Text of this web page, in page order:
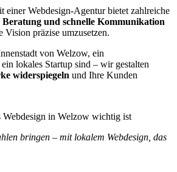
einer Webdesign-Agentur bietet zahlreiche
Beratung und schnelle Kommunikation
Vision präzise umzusetzen.
von Welzow, ein
lokales Startup sind – wir gestalten
widerspiegeln und Ihre Kunden
bringen – mit lokalem Webdesign, das